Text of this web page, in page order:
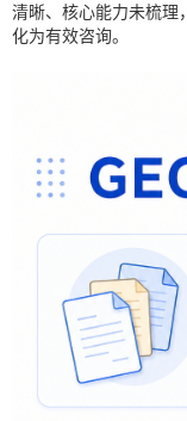
清晰、核心能力未梳理
化为有效咨询。